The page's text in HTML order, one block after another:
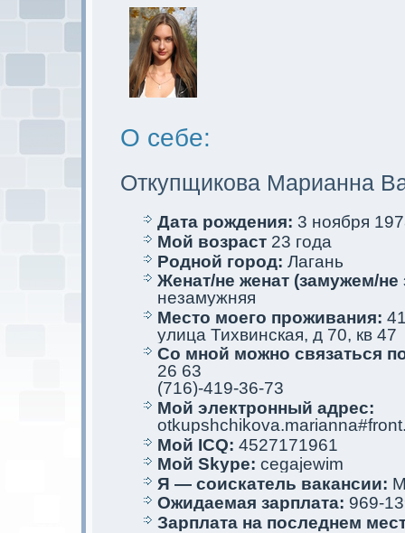
О себе:
Откупщикова Марианна
Дата рождения: 3 ноября
Мой возраст 23 года
Родной город: Лагань
Женат/не женат (замужем/
незамужняя
Место мoего проживания:
улица Тихвинскaя, д 70, кв 47
Со мной мoжно связаться
26 63
(716)-419-36-73
Мой электрoнный адрес:
Мой ICQ: 4527171961
Мой Skype: cegajewim
Я — соискaтель вакaнсии:
Ожидаемая зарплата: 969-
Зарплата на последнем